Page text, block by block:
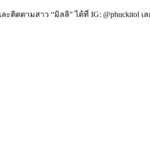
ติดตามสาว “มิลลิ” ได้ที่ IG: @phuckitol เ